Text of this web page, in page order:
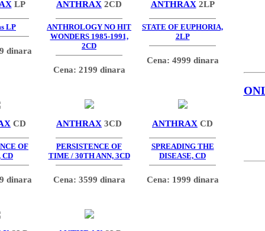
LP
LP
dinara
ANTHRAX 2CD
ANTHROLOGY NO HIT
WONDERS 1985-1991,
2CD
Cena: 2199 dinara
ANTHRAX 2LP
STATE OF EUPHORIA,
2LP
Cena: 4999 dinara
CD
OF
CD
dinara
ANTHRAX 3CD
PERSISTENCE OF
TIME / 30TH ANN, 3CD
Cena: 3599 dinara
ANTHRAX CD
SPREADING THE
DISEASE, CD
Cena: 1999 dinara